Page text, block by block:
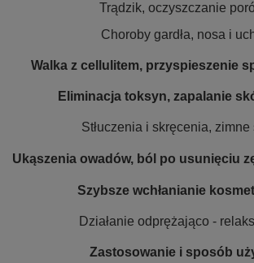
Trądzik, oczyszczanie
Choroby gardła, nosa i
Walka z cellulitem, przyspieszenie
Eliminacja toksyn, zapalanie
Stłuczenia i skręcenia, zimne
Ukąszenia owadów, ból po usunięciu
Szybsze wchłanianie
Działanie odprężająco -
Zastosowanie i sposób